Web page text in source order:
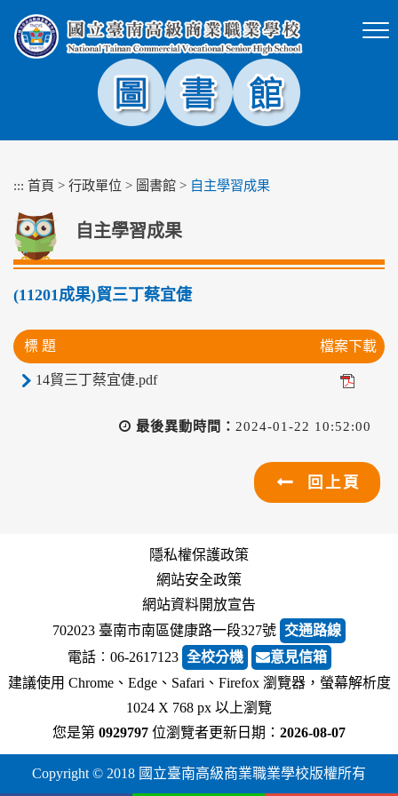
塊
::: 首頁 > 行政單位 > 圖書館 > 自主學習成果
自主學習成果
(11201成果)貿三丁蔡宜倢
標 題 檔案下載
14貿三丁蔡宜倢.pdf
最後異動時間： 2024-01-22 10:52:00
回上頁
隱私權保護政策
網站安全政策
網站資料開放宣告
702023 臺南市南區健康路一段327號 交通路線
電話︰06-2617123 全校分機
意見信箱
建議使用 Chrome、Edge、Safari、Firefox 瀏覽器，螢幕解析度
1024 X 768 px 以上瀏覽
您是第 0929797 位瀏覽者更新日期： 2026-08-07
Copyright © 2018 國立臺南高級商業職業學校版權所有